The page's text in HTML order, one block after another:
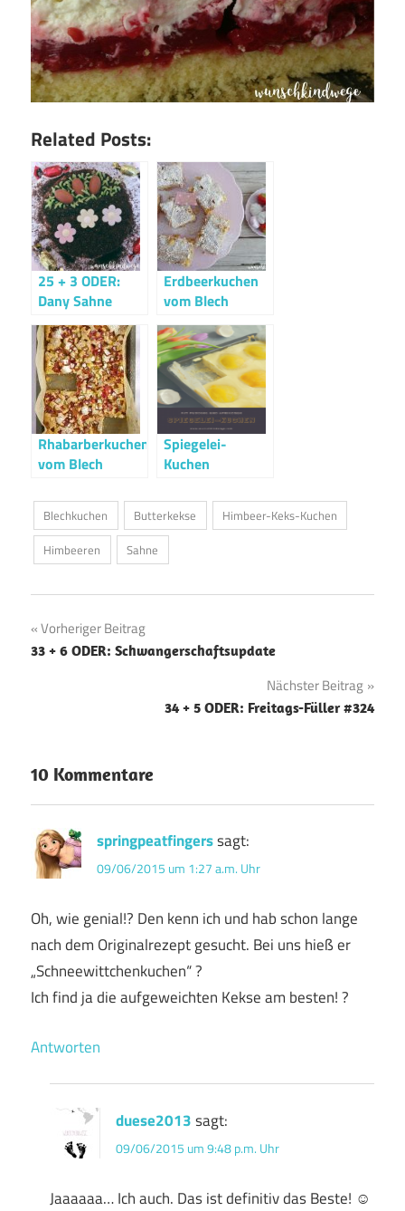
Related Posts:
25 + 3 ODER:
Dany Sahne
Schnitten im
Osteroutfit
Erdbeerkuchen
vom Blech
Rhabarberkuchen
vom Blech
Spiegelei-
Kuchen
Blechkuchen Butterkekse
Himbeer-Keks-Kuchen
Himbeeren
Sahne
Beitragsnavigation
Vorheriger Beitrag
33 + 6 ODER: Schwangerschaftsupdate
Nächster Beitrag
34 + 5 ODER: Freitags-Füller #324
10 Kommentare
springpeatfingerssagt:
09/06/2015 um 1:27 a.m. Uhr
Oh, wie genial!? Den kenn ich und hab schon lange
nach dem Originalrezept gesucht. Bei uns hieß er
„Schneewittchenkuchen“ ?
Ich find ja die aufgeweichten Kekse am besten! ?
Antworten
duese2013 sagt:
09/06/2015 um 9:48 p.m. Uhr
Jaaaaaa… Ich auch. Das ist definitiv das Beste! ☺